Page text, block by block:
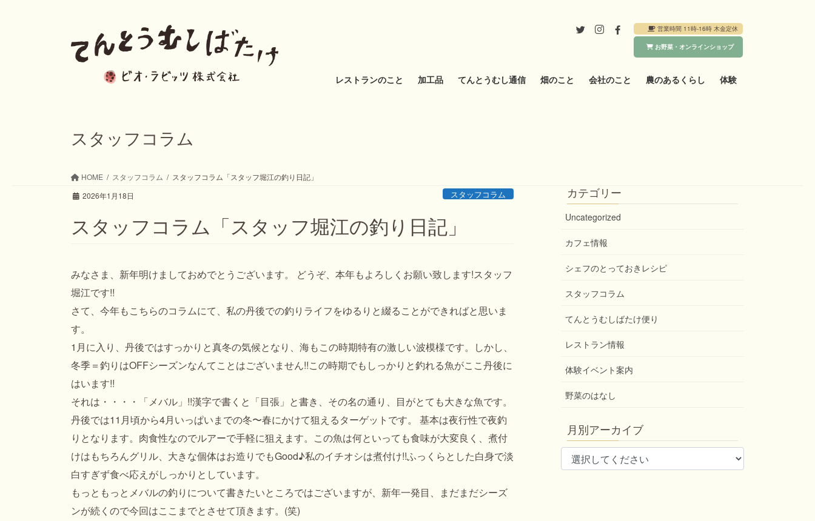
営業時間 11時-16時 木金定休
お野菜・オンラインショップ
レストランのこと 加工品 てんとうむし通信 畑のこと 会社のこと 農のあるくらし 体験
スタッフコラム
HOME スタッフコラム
スタッフコラム「スタッフ堀江の釣り日記」
2026年1月18日
スタッフコラム
スタッフコラム「スタッフ堀江の釣り日記」
みなさま、新年明けましておめでとうございます。 どうぞ、本年もよろしくお願い致します!スタッフ
堀江です!!
さて、今年もこちらのコラムにて、私の丹後での釣りライフをゆるりと綴ることができればと思いま
す。
1月に入り、丹後ではすっかりと真冬の気候となり、海もこの時期特有の激しい波模様です。しかし、
冬季＝釣りはOFFシーズンなんてことはございません!!この時期でもしっかりと釣れる魚がここ丹後に
はいます!!
それは・・・・「メバル」!!漢字で書くと「目張」と書き、その名の通り、目がとても大きな魚です。
丹後では11月頃から4月いっぱいまでの冬〜春にかけて狙えるターゲットです。 基本は夜行性で夜釣
りとなります。肉食性なのでルアーで手軽に狙えます。この魚は何といっても食味が大変良く、煮付
けはもちろんグリル、大きな個体はお造りでもGood♪私のイチオシは煮付け!!ふっくらとした白身で淡
白すぎず食べ応えがしっかりとしています。
もっともっとメバルの釣りについて書きたいところではございますが、新年一発目、まだまだシーズ
ンが続くので今回はここまでとさせて頂きます。(笑)
カテゴリー
Uncategorized
カフェ情報
シェフのとっておきレシピ
スタッフコラム
てんとうむしばたけ便り
レストラン情報
体験イベント案内
野菜のはなし
月別アーカイブ